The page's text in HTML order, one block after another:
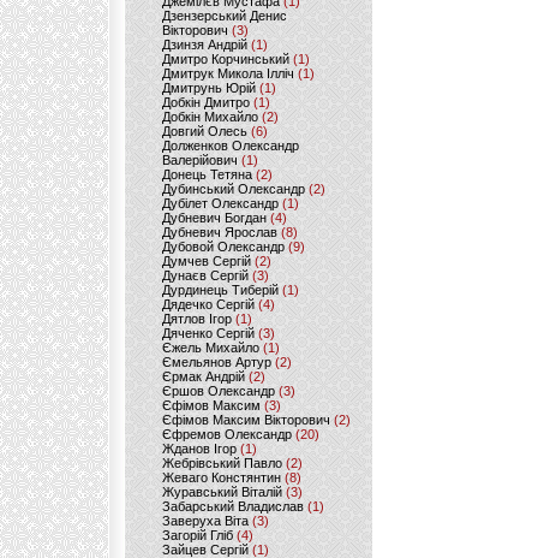
Дзензерський Денис
Вікторович (3)
Дзинзя Андрій (1)
Дмитро Корчинський (1)
Дмитрук Микола Ілліч (1)
Дмитрунь Юрій (1)
Добкін Дмитро(1)
Добкін Михайло (2)
Довгий Олесь (6)
Долженков Олександр
Валерійович (1)
Донець Тетяна (2)
Дубинський Олександр(2)
Дубілет Олександр (1)
Дубневич Богдан (4)
Дубневич Ярослав (8)
Дубовой Олександр(9)
Думчев Сергій (2)
Дунаєв Сергій(3)
Дурдинець Тиберій (1)
Дядечко Сергій (4)
Дятлов Ігор (1)
Дяченко Сергій (3)
Єжель Михайло (1)
Ємельянов Артур (2)
Єрмак Андрій (2)
Єршов Олександр (3)
Єфімов Максим (3)
Єфімов Максим Вікторович (2)
Єфремов Олександр (20)
Жданов Ігор (1)
Жебрівський Павло (2)
Жеваго Констянтин (8)
Журавський Віталій (3)
Забарський Владислав (1)
Заверуха Віта (3)
Загорій Гліб (4)
Зайцев Сергій(1)